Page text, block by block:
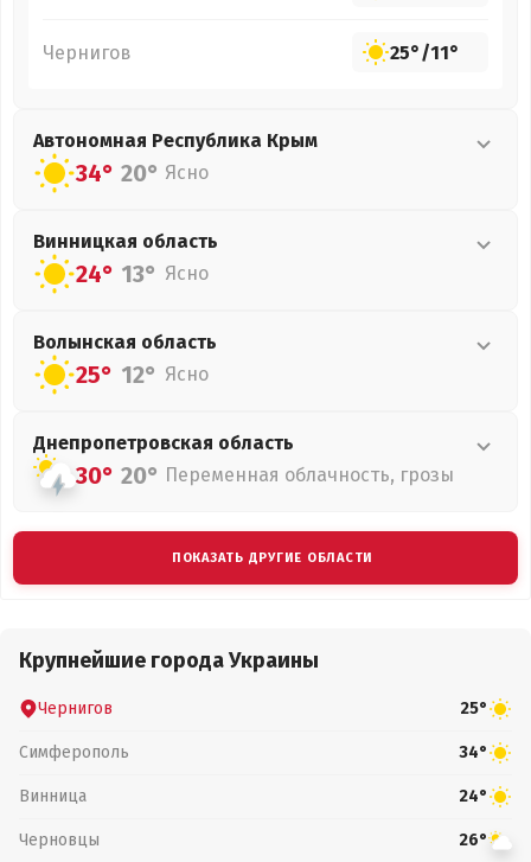
Чернигов 25°/11°
Автономная Республика Крым
34° 20° Ясно
Винницкая область
24° 13° Ясно
Волынская область
25° 12° Ясно
Днепропетровская область
30° 20° Переменная облачность, грозы
ПОКАЗАТЬ ДРУГИЕ ОБЛАСТИ
Крупнейшие города Украины
Чернигов 25°
Симферополь 34°
Винница 24°
Черновцы 26°